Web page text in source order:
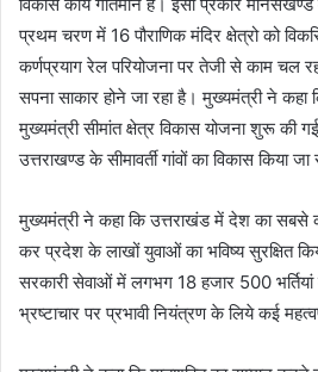
प्रथम चरण में 16 पौराणिक मंदिर क्षेत्रो को
कर्णप्रयाग रेल परियोजना पर तेजी से काम चल
सपना साकार होने जा रहा है। मुख्यमंत्री ने कहा
मुख्यमंत्री सीमांत क्षेत्र विकास योजना शुरू की
उत्तराखण्ड के सीमावर्ती गांवों का विकास किया जा
मुख्यमंत्री ने कहा कि उत्तराखंड में देश का सबसे
कर प्रदेश के लाखों युवाओं का भविष्य सुरक्षित
सरकारी सेवाओं में लगभग 18 हजार 500
भ्रष्टाचार पर प्रभावी नियंत्रण के लिये कई